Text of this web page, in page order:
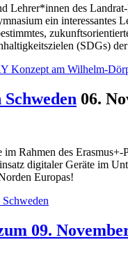
Lehrer*innen des
ein interessantes
(SDGs)
Konzept am Wilhelm-
06.
Rahmen des Erasmus+-
digitaler Geräte im
Europas!
09.